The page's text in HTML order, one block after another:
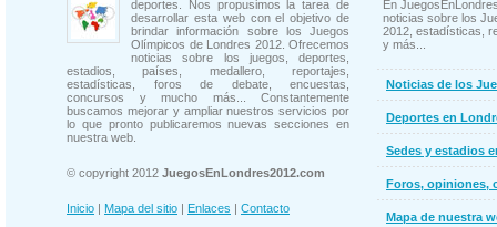
deportes. Nos propusimos la tarea de
desarrollar esta web con el objetivo de
brindar información sobre los Juegos
Olímpicos de Londres 2012. Ofrecemos
noticias sobre los juegos, deportes,
estadios, países, medallero, reportajes,
estadísticas, foros de debate, encuestas,
concursos y mucho más... Constantemente
buscamos mejorar y ampliar nuestros servicios por
lo que pronto publicaremos nuevas secciones en
nuestra web.
© copyright 2012 JuegosEnLondres2012.com
Inicio | Mapa del sitio | Enlaces | Contacto
En
noticias sobre los
2012, estadísticas,
y más...
Noticias de los
Deportes en
Sedes y estadios
Foros, opiniones,
Mapa de nuestra